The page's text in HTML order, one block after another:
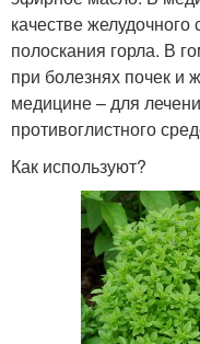
качестве
полоскания горла. В
при болезнях почек и
медицине – для
противоглистного
Как используют?